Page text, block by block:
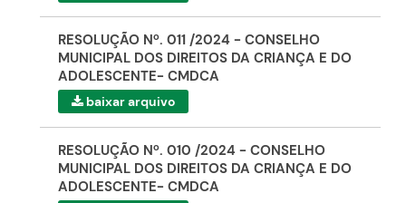
RESOLUÇÃO Nº. 011 /2024 - CONSELHO
MUNICIPAL DOS DIREITOS DA CRIANÇA E DO
ADOLESCENTE- CMDCA
baixar arquivo
RESOLUÇÃO Nº. 010 /2024 - CONSELHO
MUNICIPAL DOS DIREITOS DA CRIANÇA E DO
ADOLESCENTE- CMDCA